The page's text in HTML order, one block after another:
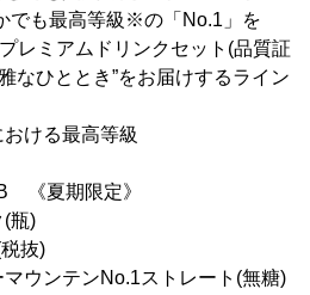
でも最高等級※の「No.1」を
レミアムドリンクセット(品質証
なひととき”をお届けするライン
ける最高等級
夏期限定》
)
抜)
テンNo.1ストレート(無糖)